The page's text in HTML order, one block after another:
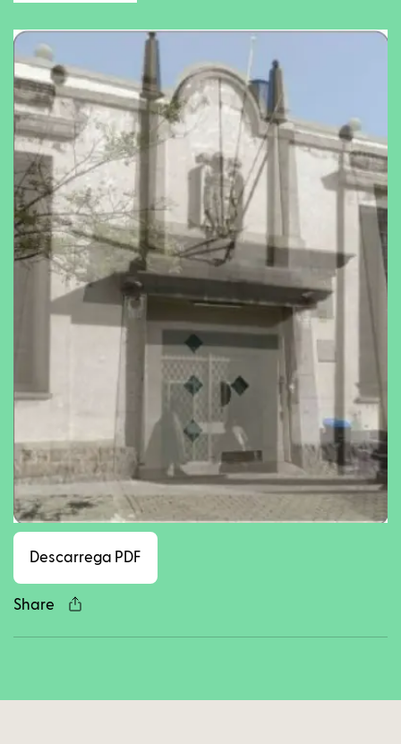
Descarrega PDF
Share
Facebook
Twitter
LinkedIn
WhatsApp
Reddit
Gmail